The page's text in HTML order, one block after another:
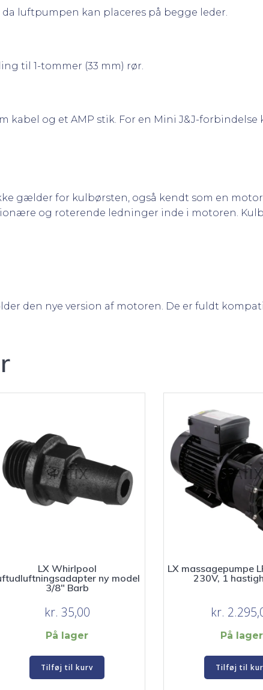
luftpumpen kan placeres på begge leder.
til 1-tommer (33 mm) rør.
kabel og et AMP stik. For en Mini J&J-forbindelse
gælder for kulbørsten, også kendt som en
og roterende ledninger inde i motoren.
den nye version af motoren. De er fuldt
LX Whirlpool
ny model
3/8″ Barb
kr. 35,00
På lager
Tilføj til kurv
LX massagepumpe
230V, 1
kr.
På lager
Tilføj til